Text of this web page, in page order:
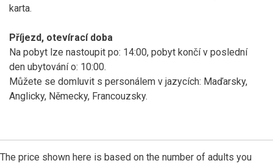
karta.
Příjezd, otevírací doba
Na pobyt lze nastoupit po: 14:00, pobyt končí v poslední
den ubytování o: 10:00.
Můžete se domluvit s personálem v jazycích: Maďarsky,
Anglicky, Německy, Francouzsky.
The price shown here is based on the number of adults you